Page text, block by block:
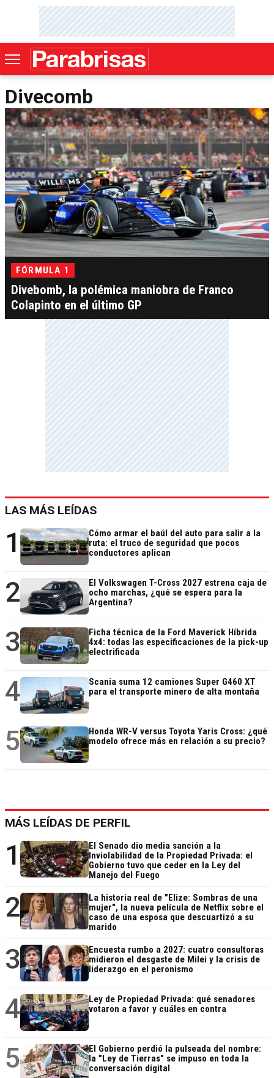
Divecomb
FÓRMULA 1
Divebomb, la polémica maniobra de Franco
Colapinto en el último GP
LAS MÁS LEÍDAS
1
Cómo armar el baúl del auto para salir a la
ruta: el truco de seguridad que pocos
conductores aplican
2
El Volkswagen T-Cross 2027 estrena caja de
ocho marchas, ¿qué se espera para la
Argentina?
3
Ficha técnica de la Ford Maverick Híbrida
4x4: todas las especificaciones de la pick-up
electrificada
4
Scania suma 12 camiones Super G460 XT
para el transporte minero de alta montaña
5
Honda WR-V versus Toyota Yaris Cross: ¿qué
modelo ofrece más en relación a su precio?
MÁS LEÍDAS DE PERFIL
1
El Senado dio media sanción a la
Inviolabilidad de la Propiedad Privada: el
Gobierno tuvo que ceder en la Ley del
Manejo del Fuego
2
La historia real de "Elize: Sombras de una
mujer", la nueva película de Netflix sobre el
caso de una esposa que descuartizó a su
marido
3
Encuesta rumbo a 2027: cuatro consultoras
midieron el desgaste de Milei y la crisis de
liderazgo en el peronismo
4
Ley de Propiedad Privada: qué senadores
votaron a favor y cuáles en contra
5
El Gobierno perdió la pulseada del nombre:
la "Ley de Tierras" se impuso en toda la
conversación digital